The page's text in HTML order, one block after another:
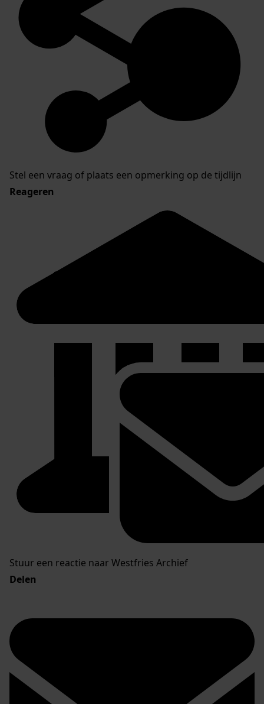
Stel een vraag of plaats een opmerking op de tijdlijn
Reageren
Stuur een reactie naar Westfries Archief
Delen